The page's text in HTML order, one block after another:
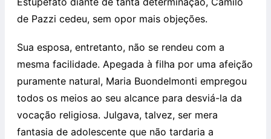
de Pazzi cedeu, sem opor mais objeções.
Sua esposa, entretanto, não se rendeu com a
mesma facilidade. Apegada à filha por uma afeição
puramente natural, Maria Buondelmonti empregou
todos os meios ao seu alcance para desviá-la da
vocação religiosa. Julgava, talvez, ser mera
fantasia de adolescente que não tardaria a